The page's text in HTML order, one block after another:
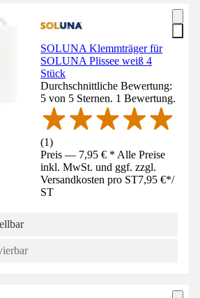
SOLUNA Klemmträger für
SOLUNA Plissee weiß 4
Stück
Durchschnittliche Bewertung:
5 von 5 Sternen. 1 Bewertung.
(1)
Preis — 7,95 € * Alle Preise
inkl. MwSt. und ggf. zzgl.
Versandkosten pro ST7,95 €*/
ST